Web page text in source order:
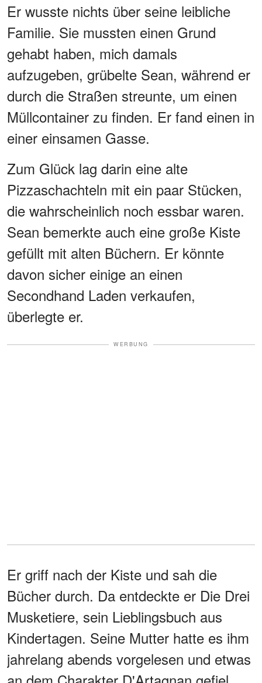
Er wusste nichts über seine leibliche
Familie. Sie mussten einen Grund
gehabt haben, mich damals
aufzugeben, grübelte Sean, während er
durch die Straßen streunte, um einen
Müllcontainer zu finden. Er fand einen in
einer einsamen Gasse.
Zum Glück lag darin eine alte
Pizzaschachteln mit ein paar Stücken,
die wahrscheinlich noch essbar waren.
Sean bemerkte auch eine große Kiste
gefüllt mit alten Büchern. Er könnte
davon sicher einige an einen
Secondhand Laden verkaufen,
überlegte er.
WERBUNG
Er griff nach der Kiste und sah die
Bücher durch. Da entdeckte er Die Drei
Musketiere, sein Lieblingsbuch aus
Kindertagen. Seine Mutter hatte es ihm
jahrelang abends vorgelesen und etwas